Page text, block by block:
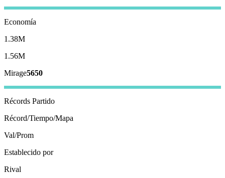
Economía
1.38M
1.56M
Mirage5650
Récords Partido
Récord/Tiempo/Mapa
Val/Prom
Establecido por
Rival